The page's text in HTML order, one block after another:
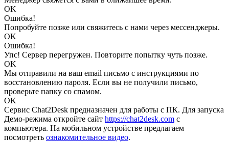
OK
Ошибка!
Попробуйте позже или свяжитесь с нами через мессенджеры.
OK
Ошибка!
Упс! Сервер перегружен. Повторите попытку чуть позже.
OK
Мы отправили на ваш email письмо с инструкциями по
восстановлению пароля. Если вы не получили письмо,
проверьте папку со спамом.
OK
Сервис Chat2Desk предназначен для работы с ПК. Для запуска
Демо-режима откройте сайт https://chat2desk.com с
компьютера. На мобильном устройстве предлагаем
посмотреть ознакомительное видео.